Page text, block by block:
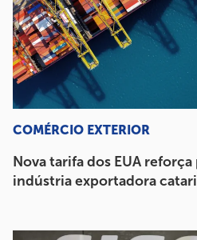
COMÉRCIO EXTERIOR
Nova tarifa dos EUA
indústria exportadora